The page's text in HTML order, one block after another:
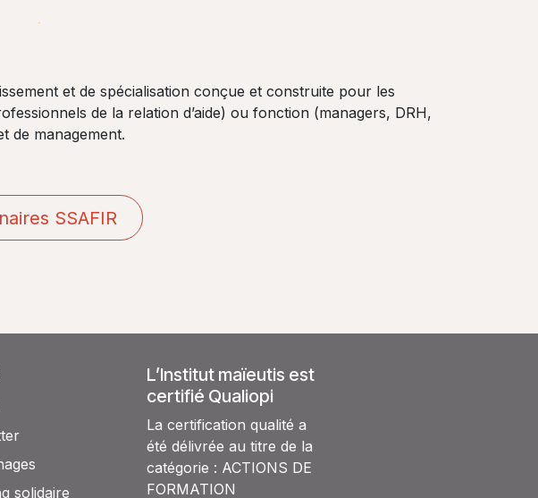
et de spécialisation conçue et construite pour les
de la relation d’aide) ou fonction (managers, DRH,
de management.
SSAFIR
solidaire
L’Institut maïeutis est
certifié Qualiopi
La certification qualité a
été délivrée au titre de la
catégorie : ACTIONS DE
FORMATION​